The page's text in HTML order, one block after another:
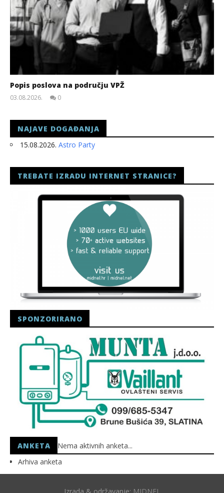
Popis poslova na području VPŽ
03.08.2026.
0
NAJAVE DOGAĐANJA
15.08.2026. Astro Party
TREBATE IZRADU INTERNET STRANICE?
SPONZORIRANO
ANKETA
Nema aktivnih anketa...
Arhiva anketa